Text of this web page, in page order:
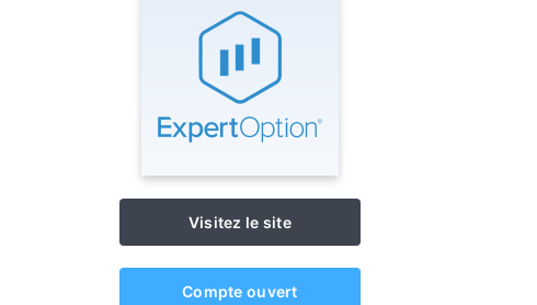
Visitez le site
Compte ouvert